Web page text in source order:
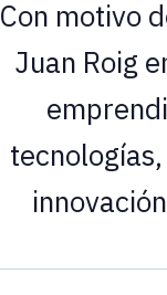
Con motivo
Juan Roig